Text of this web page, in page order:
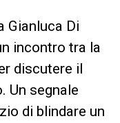
Gianluca Di
incontro tra la
discutere il
Un segnale
di blindare un